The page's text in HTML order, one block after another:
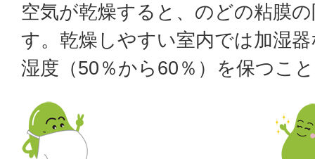
空気が乾燥すると、のどの粘膜
す。乾燥しやすい室内では加湿
湿度（50％から60％）を保つこ